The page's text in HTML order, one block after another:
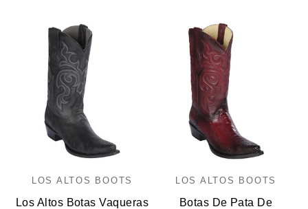
LOS ALTOS BOOTS
Los Altos Botas Vaqueras
LOS ALTOS BOOTS
Botas De Pata De